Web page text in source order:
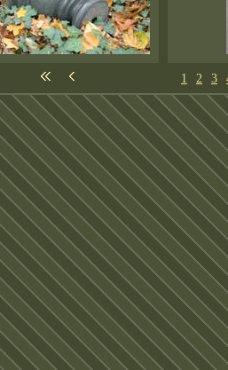
1 2 3